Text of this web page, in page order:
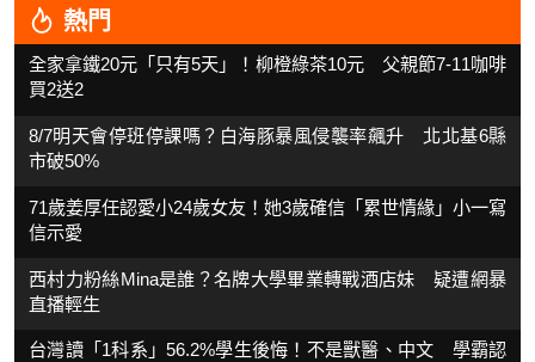
熱門
全家拿鐵20元「只有5天」！柳橙綠茶10元 父親節7-11咖啡
買2送2
8/7明天會停班停課嗎？白海豚暴風侵襲率飆升 北北基6縣
市破50%
71歲姜厚任認愛小24歲女友！她3歲確信「累世情緣」小一寫
信示愛
西村力粉絲Mina是誰？名牌大學畢業轉戰酒店妹 疑遭網暴
直播輕生
台灣讀「1科系」56.2%學生後悔！不是獸醫、中文 學霸認